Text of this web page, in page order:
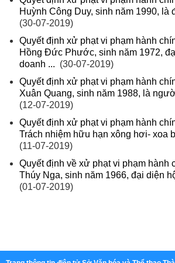
Huỳnh Công Duy, sinh năm 1990, là
(30-07-2019)
Quyết định xử phạt vi phạm hành
Hồng Đức Phước, sinh năm 1972,
doanh ... (30-07-2019)
Quyết định xử phạt vi phạm hành
Xuân Quang, sinh năm 1988, là
(12-07-2019)
Quyết định xử phạt vi phạm hành
Trách nhiệm hữu hạn xông hơi- xoa
(11-07-2019)
Quyết định về xử phạt vi phạm hành
Thúy Nga, sinh năm 1966, đại diện
(01-07-2019)